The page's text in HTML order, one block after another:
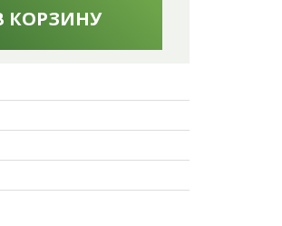
КОРЗИНУ